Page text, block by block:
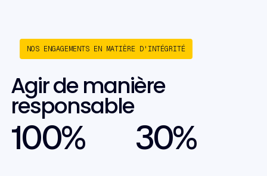
NOS ENGAGEMENTS EN MATIÈRE D'INTÉGRITÉ
Agir de manière
responsable
100% 30%